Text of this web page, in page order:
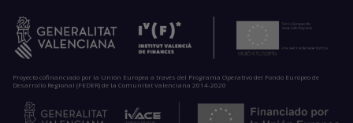
Proyecto cofinanciado por la Unión Europea a través del Programa Operativo del Fondo Europeo de
Desarrollo Regional (FEDER) de la Comunitat Valenciana 2014-2020